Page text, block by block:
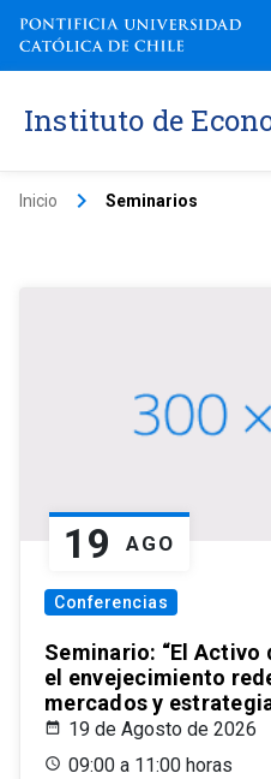
Instituto de
Inicio keyboard_arrow_right Seminarios
19 AGO
Conferencias
Seminario: “El Activo
el envejecimiento
mercados y
19 de Agosto de 2026
09:00 a 11:00 horas